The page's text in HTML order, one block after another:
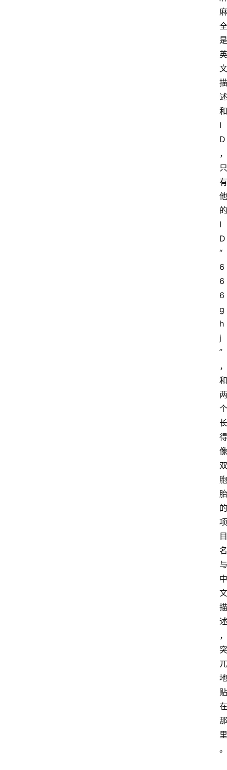
麻
全
是
英
文
描
述
和
I
D
，
只
有
他
的
I
D
“
6
6
6
g
h
j
”
，
和
两
个
长
得
像
双
胞
胎
的
项
目
名
与
中
文
描
述
，
突
兀
地
贴
在
那
里
。